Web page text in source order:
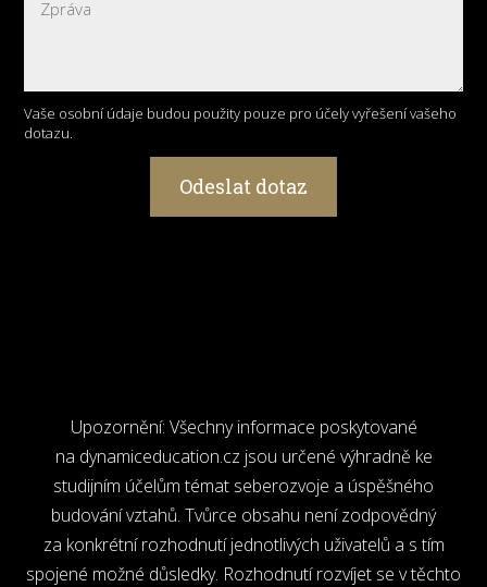
Vaše osobní údaje budou použity pouze pro účely vyřešení vašeho
dotazu.
Odeslat dotaz
Upozornění: Všechny informace poskytované
na dynamiceducation.cz jsou určené výhradně ke
studijním účelům témat seberozvoje a úspěšného
budování vztahů. Tvůrce obsahu není zodpovědný
za konkrétní rozhodnutí jednotlivých uživatelů a s tím
spojené možné důsledky. Rozhodnutí rozvíjet se v těchto